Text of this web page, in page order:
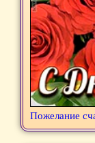
Пожелание